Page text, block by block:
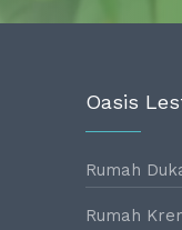
Oasis
Rumah
Rumah